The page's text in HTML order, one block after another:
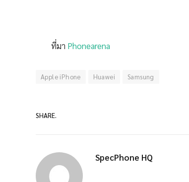
ที่มา Phonearena
Apple iPhone Huawei Samsung
SHARE.
SpecPhone HQ